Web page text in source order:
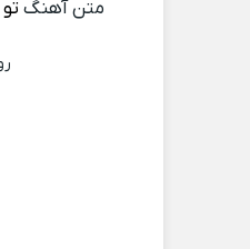
متن آهنگ